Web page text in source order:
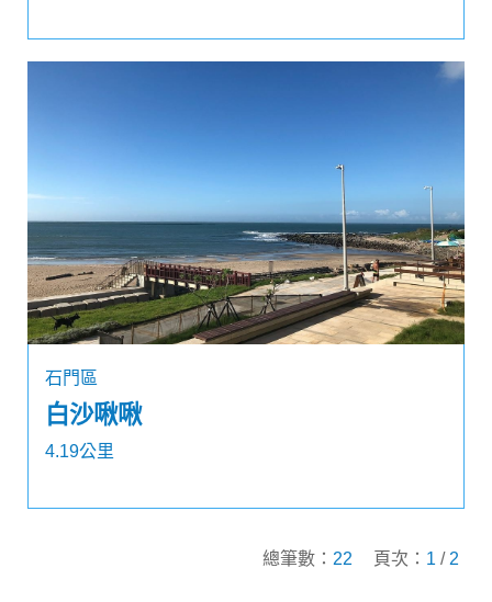
石門區
白沙啾啾
4.19公里
總筆數： 22 頁次： 1 / 2